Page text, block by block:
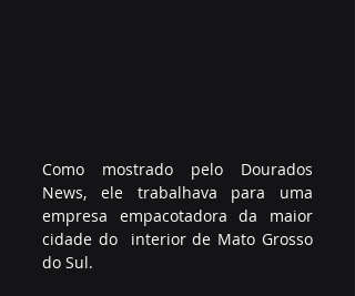
Como mostrado pelo Dourados
News, ele trabalhava para uma
empresa empacotadora da maior
cidade do  interior de Mato Grosso
do Sul.